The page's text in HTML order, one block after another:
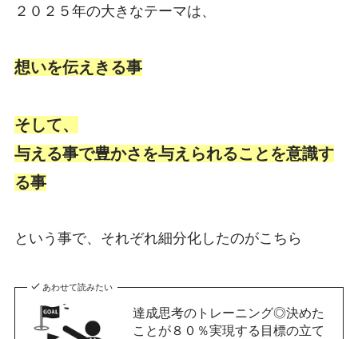
２０２５年の大きなテーマは、
想いを伝えきる事
そして、
与える事で豊かさを与えられることを意識す
る事
という事で、それぞれ細分化したのがこちら
あわせて読みたい
達成思考のトレーニング◎決めた
ことが８０％実現する目標の立て